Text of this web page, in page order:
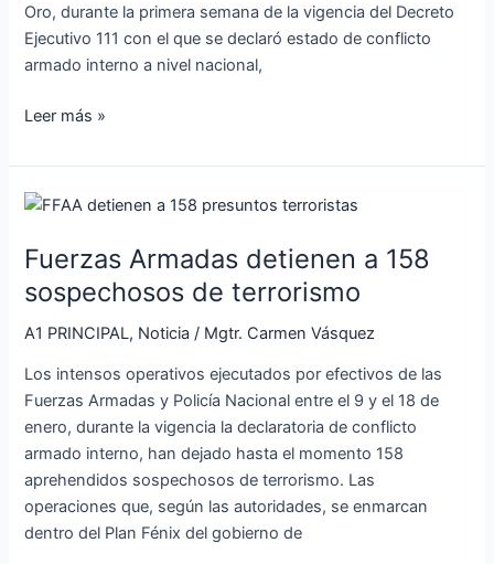
Oro, durante la primera semana de la vigencia del Decreto
Ejecutivo 111 con el que se declaró estado de conflicto
armado interno a nivel nacional,
conflicto
armado
interno
Leer más »
Fuerzas Armadas detienen a 158
sospechosos de terrorismo
A1 PRINCIPAL, Noticia / Mgtr. Carmen Vásquez
Los intensos operativos ejecutados por efectivos de las
Fuerzas Armadas y Policía Nacional entre el 9 y el 18 de
enero, durante la vigencia la declaratoria de conflicto
armado interno, han dejado hasta el momento 158
aprehendidos sospechosos de terrorismo. Las
operaciones que, según las autoridades, se enmarcan
dentro del Plan Fénix del gobierno de
Fuerzas
detienen
a
158
sospechosos